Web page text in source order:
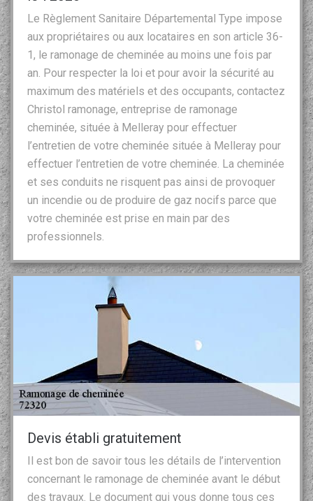
Le Règlement Sanitaire Départemental Type impose
aux propriétaires ou aux locataires en son article 36-
1, le ramonage de cheminée au moins une fois par
an. Pour respecter la loi et pour avoir la sécurité au
maximum des matériels et des occupants, contactez
Christol ramonage, entreprise de ramonage
cheminée, située à Melleray pour effectuer
l’entretien de votre cheminée située à Melleray pour
effectuer l’entretien de votre cheminée. La cheminée
et ses conduits ne risquent pas ainsi de provoquer
un incendie ou de produire de gaz nocifs parce que
votre cheminée est prise en main par des
professionnels.
Devis établi gratuitement
Il est bon de savoir tous les détails de l’intervention
concernant le ramonage de cheminée avant le début
des travaux. Le document qui vous donne tous ces